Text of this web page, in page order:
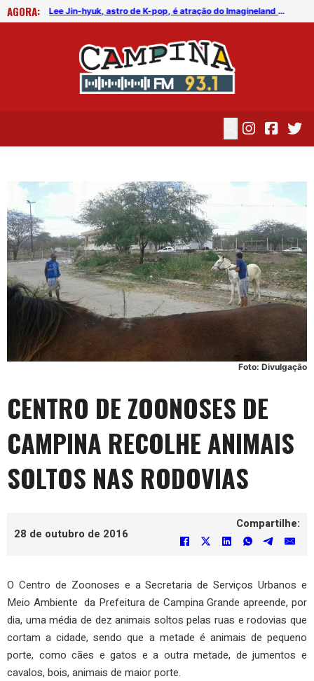
AGORA:
FICG trará Diogo Nogueira, Othon Bastos, Kell Smith e Antônio Nóbrega Lee Jin-hyuk, astro de K-pop, é atração do Imagineland On The Road 2026
Foto: Divulgação
CENTRO DE ZOONOSES DE
CAMPINA RECOLHE ANIMAIS
SOLTOS NAS RODOVIAS
28 de outubro de 2016
Compartilhe:
O Centro de Zoonoses e a Secretaria de Serviços Urbanos e
Meio Ambiente da Prefeitura de Campina Grande apreende, por
dia, uma média de dez animais soltos pelas ruas e rodovias que
cortam a cidade, sendo que a metade é animais de pequeno
porte, como cães e gatos e a outra metade, de jumentos e
cavalos, bois, animais de maior porte.